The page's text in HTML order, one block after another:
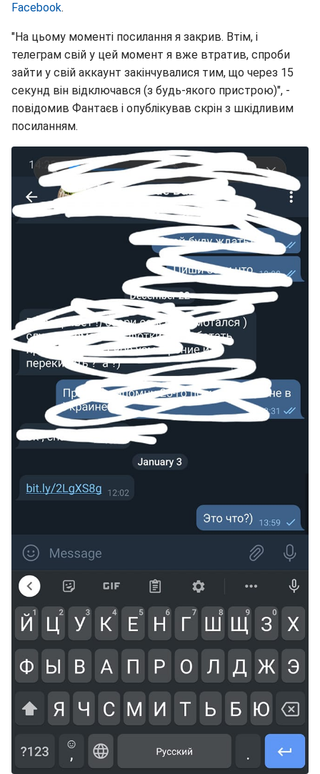
Facebook.
"На цьому моменті посилання я закрив. Втім, і
телеграм свій у цей момент я вже втратив, спроби
зайти у свій аккаунт закінчувалися тим, що через 15
секунд він відключався (з будь-якого пристрою)", -
повідомив Фантаєв і опублікував скрін з шкідливим
посиланням.